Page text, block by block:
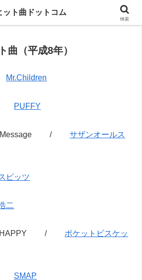
出の曲がすぐに見つかる
曲（平成8年）
Mr.Children
/ PUFFY
Message /サザンオールス
ピッツ
二
HAPPY / ポケットビスケッ
/ SMAP
ット曲ドットコム
検索